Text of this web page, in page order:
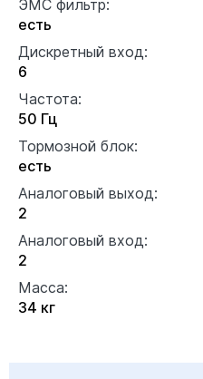
ЭМС фильтр:
есть
Дискретный вход:
6
Частота:
50 Гц
Тормозной блок:
есть
Аналоговый выход:
2
Аналоговый вход:
2
Масса:
34 кг